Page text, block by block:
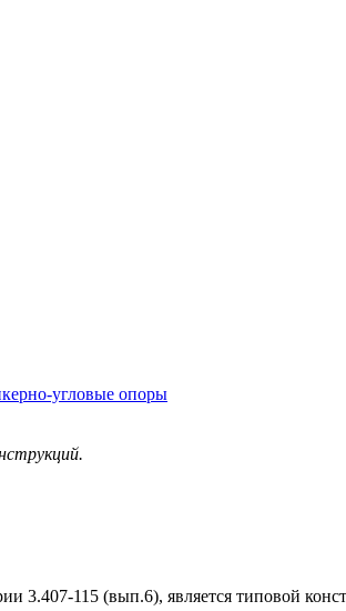
угловые опоры
3.407-115 (вып.6), является типовой